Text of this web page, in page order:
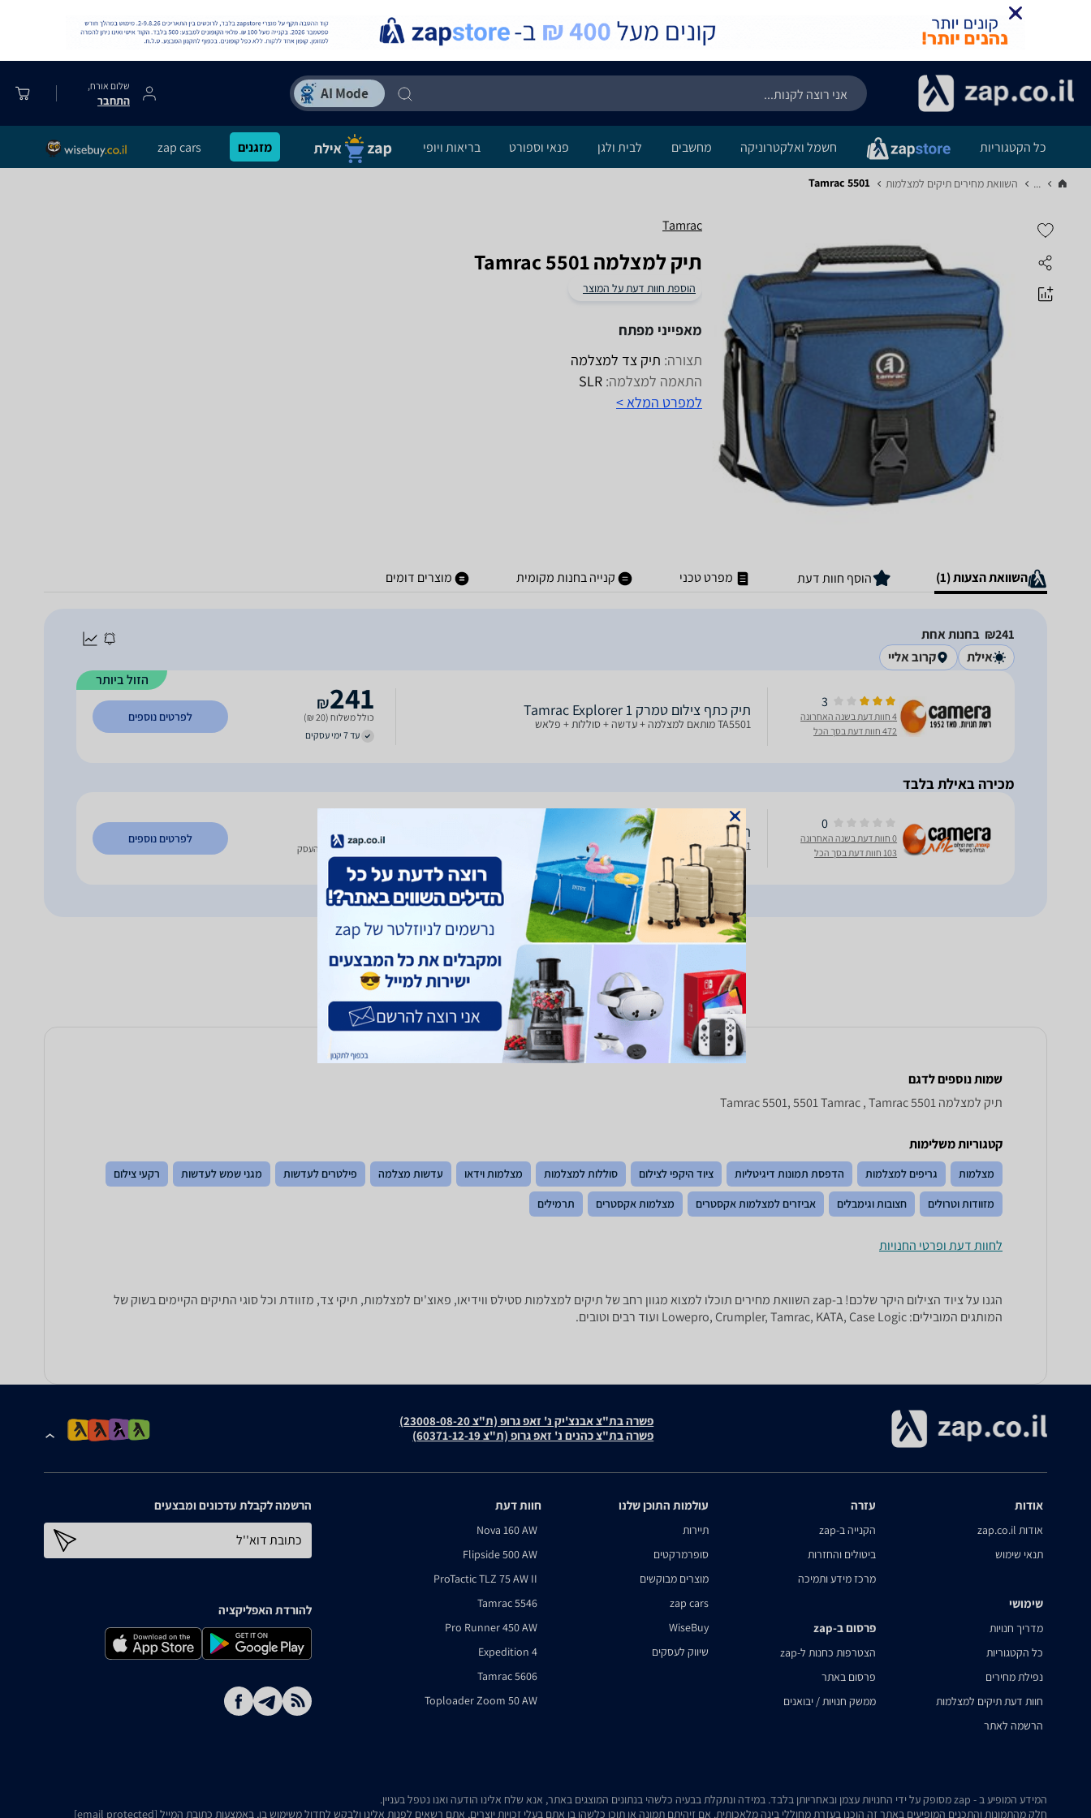
שלום אורח,
התחבר
כל הקטגוריות חשמל ואלקטרוניקה מחשבים לבית ולגן פנאי וספורט בריאות ויופי מזגנים zap cars
... השוואת מחירים תיקים למצלמות‏ Tamrac 5501
Tamrac
תיק למצלמה Tamrac 5501
הוספת חוות דעת על המוצר
מאפייני מפתח
תצורה: תיק צד למצלמה
התאמה למצלמה: SLR
למפרט המלא >
השוואת הצעות (1) הוסף חוות דעת מפרט טכני קנייה בחנות מקומית מוצרים דומים
241‏₪
בחנות אחת
אילת
קרוב אליי
הזול ביותר
3
4 חוות דעת בשנה האחרונה
472 חוות דעת בסך הכל
תיק כתף צילום טמרק Tamrac Explorer 1
TA5501 מותאם למצלמה + עדשה + סוללות + פלאש
241
₪
כולל משלוח (20 ₪)
עד 7 ימי עסקים
לפרטים נוספים
מכירה באילת בלבד
0
0 חוות דעת בשנה האחרונה
103 חוות דעת בסך הכל
תיק כתף צילום טמרק Tamrac Explorer 1
TA5501 מותאם למצלמה + עדשה + סוללות + פלאש 187
רכישה בבית העסק
לפרטים נוספים
שמות נוספים לדגם
תיק למצלמה Tamrac 5501, 5501 Tamrac , Tamrac 5501
קטגוריות משלימות
מצלמות גריפים למצלמות הדפסת תמונות דיגיטליות ציוד היקפי לצילום סוללות למצלמות מצלמות וידאו עדשות מצלמה פילטרים לעדשות מגני שמש לעדשות רקעי צילום
מזוודות וטרולים חצובות וגימבלים אביזרים למצלמות אקסטרים מצלמות אקסטרים תרמילים
לחוות דעת ופרטי החנויות
הגנו על ציוד הצילום היקר שלכם! ב-zap השוואת מחירים תוכלו למצוא מגוון רחב של תיקים למצלמות סטילס ווידיאו, פאוצ'ים למצלמות, תיקי צד, מזוודת וכל סוגי התיקים הקיימים בשוק של
המותגים המובילים: Lowepro, Crumpler, Tamrac, KATA, Case Logic ועוד רבים וטובים.
פשרה בת"צ אבנצ'יק נ' זאפ גרופ (ת"צ 23008-08-20)
פשרה בת"צ כהנים נ' זאפ גרופ (ת"צ 60371-12-19)
אודות
אודות zap.co.il
תנאי שימוש
שימושי
מדריך חנויות
כל הקטגוריות
נפילת מחירים
חוות דעת תיקים למצלמות
הרשמה לאתר
עזרה
הקנייה ב-zap
ביטולים והחזרות
מרכז מידע ותמיכה
פרסום ב-zap
הצטרפות כחנות ל-zap
פרסום באתר
ממשק חנויות / יבואנים
עולמות התוכן שלנו
תיירות
סופרמרקטים
מוצרים מבוקשים
zap cars
WiseBuy
שיווק לעסקים
חוות דעת
Nova 160 AW
Flipside 500 AW
ProTactic TLZ 75 AW II
Tamrac 5546
Pro Runner 450 AW
Expedition 4
Tamrac 5606
Toploader Zoom 50 AW
הרשמה לקבלת עדכונים ומבצעים
כתובת דוא''ל
להורדת האפליקציה
המידע המופיע ב - zap מסופק על ידי החנויות עצמן ובאחריותן בלבד. במידה ונתקלת בבעיה כלשהי בנתונים המוצגים באתר, אנא שלח אלינו הודעה ואנו נטפל בעניין.
חלק מהתמונות והתכנים המופיעים באתר זה הוכנו בעזרת מחוללי בינה מלאכותית. אם זיהיתם תמונה או תוכן כלשהו בו אתם בעלי זכויות יוצרים, אתם רשאים לפנות אלינו ולבקש לחדול משימוש בו, באמצעות כתובת המייל [email protected]